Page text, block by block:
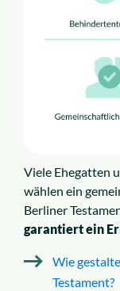
Viele Ehegatten
wählen ein
Berliner
garantiert ein
Wie
Testament?